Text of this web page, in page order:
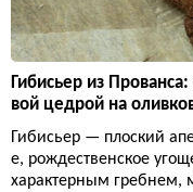
Гибисьер из
вой цедрой на
Гибисьер — плоский
е, рождественское
характерным